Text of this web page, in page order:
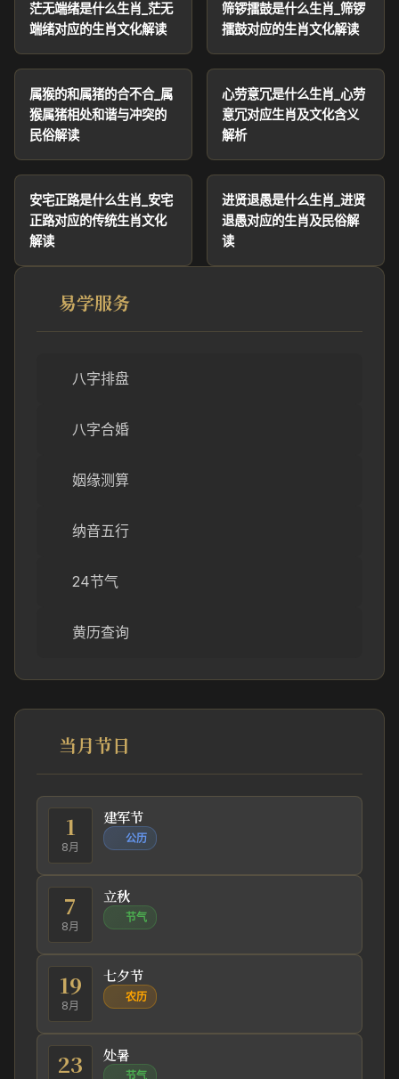
茫无端绪是什么生肖_茫无
端绪对应的生肖文化解读
筛锣擂鼓是什么生肖_筛锣
擂鼓对应的生肖文化解读
属猴的和属猪的合不合_属
猴属猪相处和谐与冲突的
民俗解读
心劳意冗是什么生肖_心劳
意冗对应生肖及文化含义
解析
安宅正路是什么生肖_安宅
正路对应的传统生肖文化
解读
进贤退愚是什么生肖_进贤
退愚对应的生肖及民俗解
读
易学服务
八字排盘
八字合婚
姻缘测算
纳音五行
24节气
黄历查询
当月节日
1
8月
建军节
公历
7
8月
立秋
节气
19
8月
七夕节
农历
23 处暑
节气